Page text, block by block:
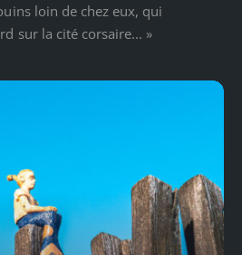
loin de chez eux, qui
sur la cité corsaire... »